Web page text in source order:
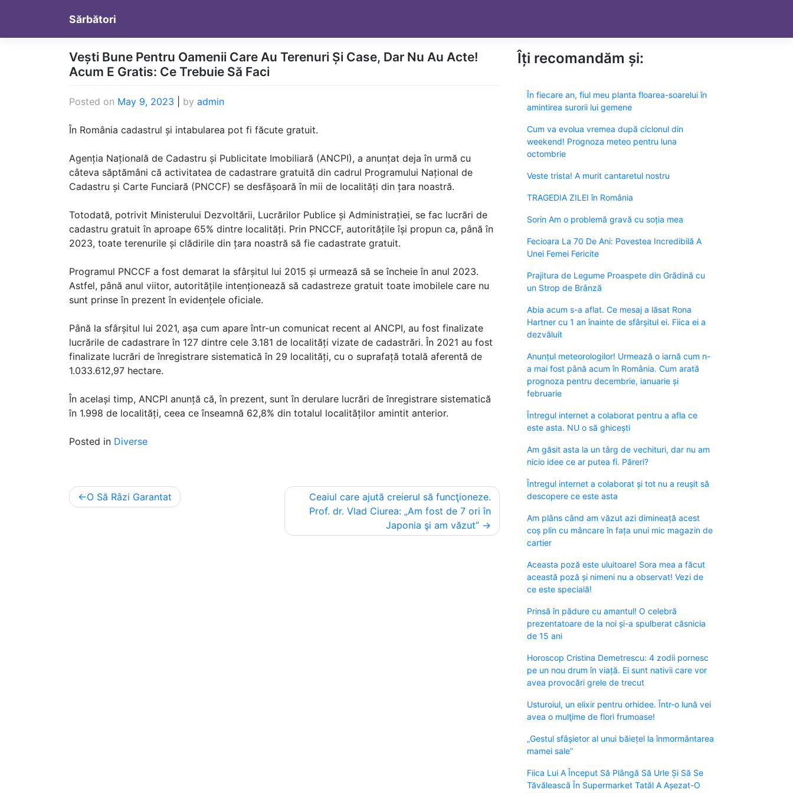
content
Sărbători
Vești Bune Pentru Oamenii Care Au Terenuri Și Case, Dar Nu Au Acte!
Acum E Gratis: Ce Trebuie Să Faci
Posted on May 9, 2023 by admin
În România cadastrul și intabularea pot fi făcute gratuit.
Agenția Națională de Cadastru și Publicitate Imobiliară (ANCPI), a anunțat deja în urmă cu
câteva săptămâni că activitatea de cadastrare gratuită din cadrul Programului Național de
Cadastru și Carte Funciară (PNCCF) se desfășoară în mii de localități din țara noastră.
Totodată, potrivit Ministerului Dezvoltării, Lucrărilor Publice și Administrației, se fac lucrări de
cadastru gratuit în aproape 65% dintre localități. Prin PNCCF, autoritățile își propun ca, până în
2023, toate terenurile și clădirile din țara noastră să fie cadastrate gratuit.
Programul PNCCF a fost demarat la sfârșitul lui 2015 și urmează să se încheie în anul 2023.
Astfel, până anul viitor, autoritățile intenționează să cadastreze gratuit toate imobilele care nu
sunt prinse în prezent în evidențele oficiale.
Până la sfârșitul lui 2021, așa cum apare într-un comunicat recent al ANCPI, au fost finalizate
lucrările de cadastrare în 127 dintre cele 3.181 de localități vizate de cadastrări. În 2021 au fost
finalizate lucrări de înregistrare sistematică în 29 localități, cu o suprafață totală aferentă de
1.033.612,97 hectare.
În același timp, ANCPI anunță că, în prezent, sunt în derulare lucrări de înregistrare sistematică
în 1.998 de localități, ceea ce înseamnă 62,8% din totalul localităților amintit anterior.
Posted in Diverse
Post
navigation
O Să Râzi Garantat
Ceaiul care ajută creierul să funcţioneze.
Prof. dr. Vlad Ciurea: „Am fost de 7 ori în
Japonia şi am văzut”
Îți recomandăm și:
În fiecare an, fiul meu planta floarea-soarelui în
amintirea surorii lui gemene
Cum va evolua vremea după ciclonul din
weekend! Prognoza meteo pentru luna
octombrie
Veste trista! A murit cantaretul nostru
TRAGEDIA ZILEI în România
Sorin Am o problemă gravă cu soția mea
Fecioara La 70 De Ani: Povestea Incredibilă A
Unei Femei Fericite
Prajitura de Legume Proaspete din Grădină cu
un Strop de Brânză
Abia acum s-a aflat. Ce mesaj a lăsat Rona
Hartner cu 1 an înainte de sfârșitul ei. Fiica ei a
dezvăluit
Anunțul meteorologilor! Urmează o iarnă cum n-
a mai fost până acum în România. Cum arată
prognoza pentru decembrie, ianuarie și
februarie
Întregul internet a colaborat pentru a afla ce
este asta. NU o să ghicești
Am găsit asta la un târg de vechituri, dar nu am
nicio idee ce ar putea fi. Păreri?
Întregul internet a colaborat și tot nu a reușit să
descopere ce este asta
Am plâns când am văzut azi dimineață acest
coș plin cu mâncare în fața unui mic magazin de
cartier
Aceasta poză este uluitoare! Sora mea a făcut
această poză și nimeni nu a observat! Vezi de
ce este specială!
Prinsă în pădure cu amantul! O celebră
prezentatoare de la noi și-a spulberat căsnicia
de 15 ani
Horoscop Cristina Demetrescu: 4 zodii pornesc
pe un nou drum în viață. Ei sunt nativii care vor
avea provocări grele de trecut
Usturoiul, un elixir pentru orhidee. Într-o lună vei
avea o mulţime de flori frumoase!
„Gestul sfâșietor al unui băiețel la înmormântarea
mamei sale”
Fiica Lui A Început Să Plângă Să Urle Și Să Se
Tăvălească În Supermarket Tatăl A Așezat-O